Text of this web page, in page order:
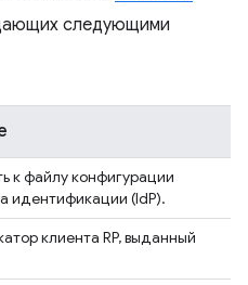
следующими
к файлу конфигурации
идентификации (IdP).
клиента RP, выданный